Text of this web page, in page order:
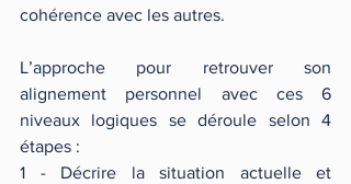
cohérence avec les autres.
L’approche pour retrouver son
alignement personnel avec ces 6
niveaux logiques se déroule selon 4
étapes :
1 - Décrire la situation actuelle et